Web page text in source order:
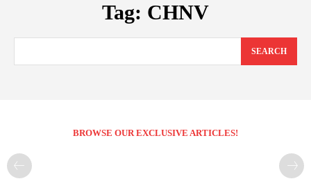
Tag: CHNV
SEARCH
BROWSE OUR EXCLUSIVE ARTICLES!